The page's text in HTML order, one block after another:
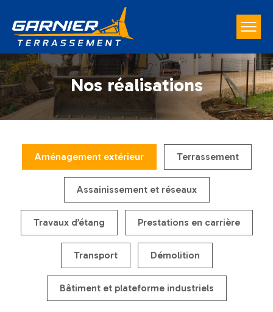
Nos réalisations
Aménagement extérieur Terrassement
Assainissement et réseaux
Travaux d’étang Prestations en carrière
Transport Démolition
Bâtiment et plateforme industriels